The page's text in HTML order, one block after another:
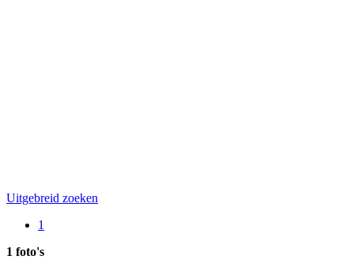
Uitgebreid zoeken
1
1 foto's